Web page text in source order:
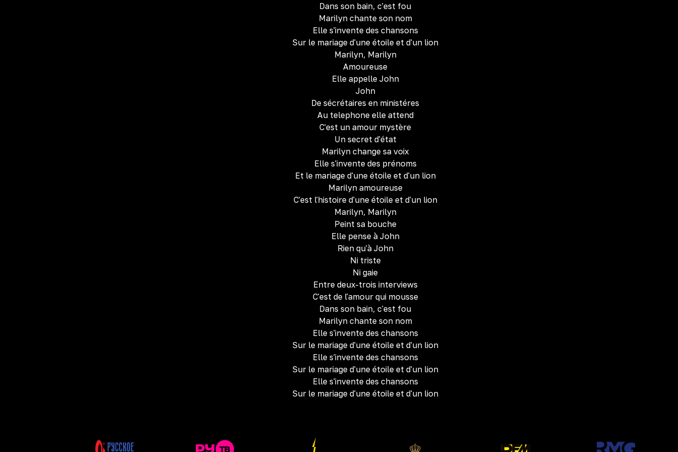
Dans son bain, c'est fou
Marilyn chante son nom
Elle s'invente des chansons
Sur le mariage d'une étoile et d'un lion
Marilyn, Marilyn
Amoureuse
Elle appelle John
John
De sécrétaires en ministéres
Au telephone elle attend
C'est un amour mystère
Un secret d'état
Marilyn change sa voix
Elle s'invente des prénoms
Et le mariage d'une étoile et d'un lion
Marilyn amoureuse
C'est l'histoire d'une étoile et d'un lion
Marilyn, Marilyn
Peint sa bouche
Elle pense à John
Rien qu'à John
Ni triste
Ni gaie
Entre deux-trois interviews
C'est de l'amour qui mousse
Dans son bain, c'est fou
Marilyn chante son nom
Elle s'invente des chansons
Sur le mariage d'une étoile et d'un lion
Elle s'invente des chansons
Sur le mariage d'une étoile et d'un lion
Elle s'invente des chansons
Sur le mariage d'une étoile et d'un lion